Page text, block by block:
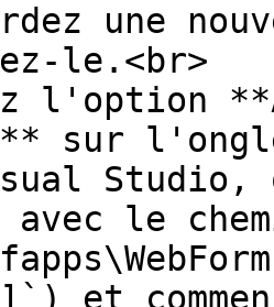
une
le.<br>
l'option
sur
Studio,
le
et